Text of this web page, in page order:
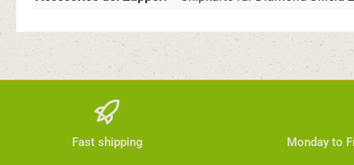
Fast shipping Monday to